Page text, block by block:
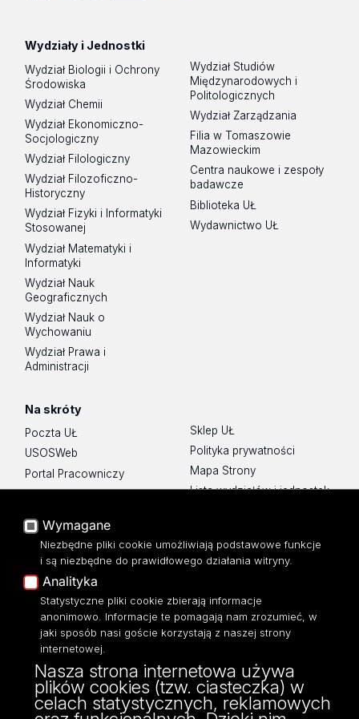
Wydziały i Jednostki
Wydział Biologii i Ochrony
Środowiska
Wydział Chemii
Wydział Ekonomiczno-
Socjologiczny
Wydział Filologiczny
Wydział Filozoficzno-
Historyczny
Wydział Fizyki i Informatyki
Stosowanej
Wydział Matematyki i
Informatyki
Wydział Nauk
Geograficznych
Wydział Nauk o
Wychowaniu
Wydział Prawa i
Administracji
Wydział Studiów
Międzynarodowych i
Politologicznych
Wydział Zarządzania
Filia w Tomaszowie
Mazowieckim
Centra naukowe i zespoły
badawcze
Biblioteka UŁ
Wydawnictwo UŁ
Na skróty
Poczta UŁ
USOSWeb
Portal Pracowniczy
Baza Aktów Własnych
Moodle
Eksperci UŁ
Polityka Prywatności
Dostępność
Sklep UŁ
Polityka prywatności
Mapa Strony
Lista wydziałów i jednostek
ul. Pomorska 171/173
90-236 Łódź
kontakt@filologia.uni.lodz.pl
Wymagane
Niezbędne pliki cookie umożliwiają podstawowe funkcje
i są niezbędne do prawidłowego działania witryny.
Analityka
Statystyczne pliki cookie zbierają informacje
anonimowo. Informacje te pomagają nam zrozumieć, w
jaki sposób nasi goście korzystają z naszej strony
internetowej.
Nasza strona internetowa używa
plików cookies (tzw. ciasteczka) w
celach statystycznych, reklamowych